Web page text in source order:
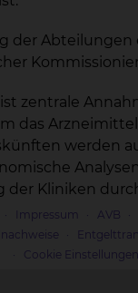
der
zentrale
das
werden
der Kliniken
Impressum AVB
Cookie Einstellungen